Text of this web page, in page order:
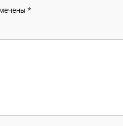
*